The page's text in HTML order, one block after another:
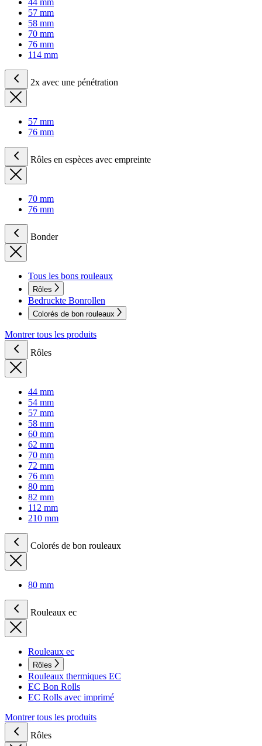
44 mm
57 mm
58 mm
70 mm
76 mm
114 mm
2x avec une pénétration
57 mm
76 mm
Rôles en espèces avec empreinte
70 mm
76 mm
Bonder
Tous les bons rouleaux
Rôles
Bedruckte Bonrollen
Colorés de bon rouleaux
Montrer tous les produits
Rôles
44 mm
54 mm
57 mm
58 mm
60 mm
62 mm
70 mm
72 mm
76 mm
80 mm
82 mm
112 mm
210 mm
Colorés de bon rouleaux
80 mm
Rouleaux ec
Rouleaux ec
Rôles
Rouleaux thermiques EC
EC Bon Rolls
EC Rolls avec imprimé
Montrer tous les produits
Rôles